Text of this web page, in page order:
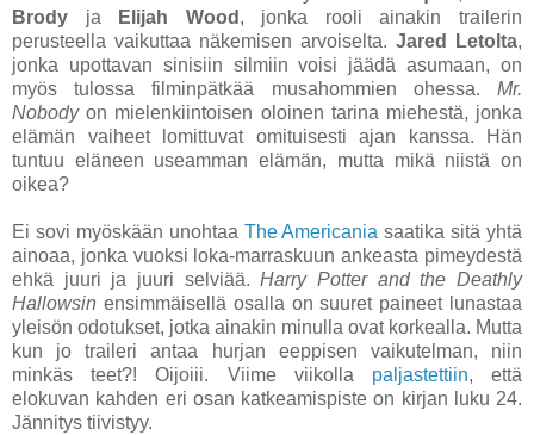
Brody ja Elijah Wood , jonka rooli ainakin trailerin
perusteella vaikuttaa näkemisen arvoiselta. Jared Letolta,
jonka upottavan sinisiin silmiin voisi jäädä asumaan, on
myös tulossa filminpätkää musahommien ohessa. Mr.
Nobodyon mielenkiintoisen oloinen tarina miehestä, jonka
elämän vaiheet lomittuvat omituisesti ajan kanssa. Hän
tuntuu eläneen useamman elämän, mutta mikä niistä on
oikea?
Ei sovi myöskään unohtaa The Americania saatika sitä yhtä
ainoaa, jonka vuoksi loka-marraskuun ankeasta pimeydestä
ehkä juuri ja juuri selviää.Harry Potter and the Deathly
Hallowsin ensimmäisellä osalla on suuret paineet lunastaa
yleisön odotukset, jotka ainakin minulla ovat korkealla. Mutta
kun jo traileri antaa hurjan eeppisen vaikutelman, niin
minkäs teet?! Oijoiii. Viime viikolla paljastettiin, että
elokuvan kahden eri osan katkeamispiste on kirjan luku 24.
Jännitys tiivistyy.